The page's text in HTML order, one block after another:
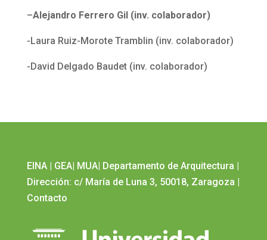
–Alejandro Ferrero Gil (inv. colaborador)
-Laura Ruiz-Morote Tramblin (inv. colaborador)
-David Delgado Baudet (inv. colaborador)
EINA| GEA| MUA| Departamento de Arquitectura |
Dirección: c/ María de Luna 3, 50018, Zaragoza |
Contacto